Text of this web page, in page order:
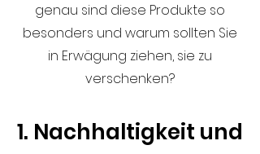
genau sind diese Produkte so
besonders und warum sollten Sie
in Erwägung ziehen, sie zu
verschenken?
1. Nachhaltigkeit und